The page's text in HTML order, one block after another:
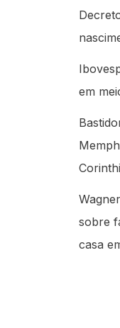
em
sobre
casa